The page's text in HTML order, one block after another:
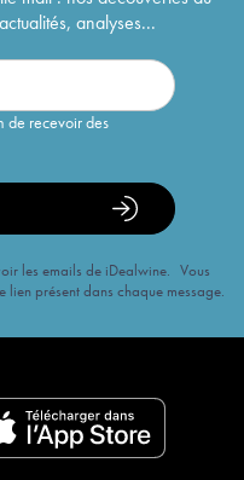
analyses...
de recevoir des
les emails de iDealwine. Vous
présent dans chaque message.